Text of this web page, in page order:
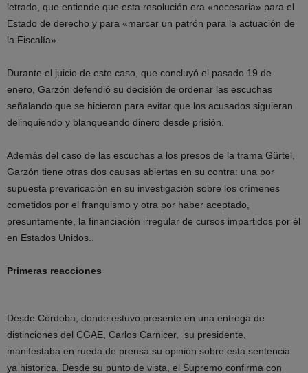
letrado, que entiende que esta resolución era «necesaria» para el
Estado de derecho y para «marcar un patrón para la actuación de
la Fiscalía».
Durante el juicio de este caso, que concluyó el pasado 19 de
enero, Garzón defendió su decisión de ordenar las escuchas
señalando que se hicieron para evitar que los acusados siguieran
delinquiendo y blanqueando dinero desde prisión.
Además del caso de las escuchas a los presos de la trama Gürtel,
Garzón tiene otras dos causas abiertas en su contra: una por
supuesta prevaricación en su investigación sobre los crímenes
cometidos por el franquismo y otra por haber aceptado,
presuntamente, la financiación irregular de cursos impartidos por él
en Estados Unidos..
Primeras reacciones
Desde Córdoba, donde estuvo presente en una entrega de
distinciones del CGAE, Carlos Carnicer, su presidente,
manifestaba en rueda de prensa su opinión sobre esta sentencia
ya historica. Desde su punto de vista, el Supremo confirma con